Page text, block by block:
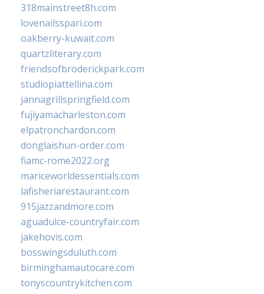
318mainstreet8h.com
lovenailsspari.com
oakberry-kuwait.com
quartzliterary.com
friendsofbroderickpark.com
studiopiattellina.com
jannagrillspringfield.com
fujiyamacharleston.com
elpatronchardon.com
donglaishun-order.com
fiamc-rome2022.org
mariceworldessentials.com
lafisheriarestaurant.com
915jazzandmore.com
aguadulce-countryfair.com
jakehovis.com
bosswingsduluth.com
birminghamautocare.com
tonyscountrykitchen.com